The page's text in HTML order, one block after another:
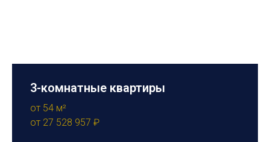
3-комнатные квартиры
от 54 м²
от 27 528 957 ₽